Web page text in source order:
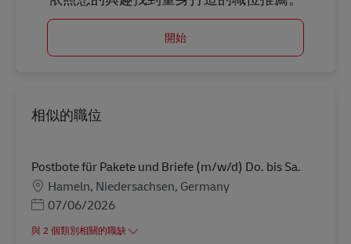
開始
相似的職位
Postbote für Pakete und Briefe (m/w/d) Do. bis Sa.
地點Hameln, Niedersachsen, Germany
Posted Date
07/06/2026
與 2 個類別相關的職缺